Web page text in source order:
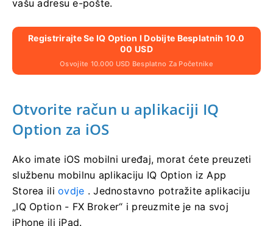
vašu adresu e-pošte.
Registrirajte Se IQ Option I Dobijte Besplatnih 10.0
00 USD
Osvojite 10.000 USD Besplatno Za Početnike
Otvorite račun u aplikaciji IQ
Option za iOS
Ako imate iOS mobilni uređaj, morat ćete preuzeti
službenu mobilnu aplikaciju IQ Option iz App
Storea iliovdje . Jednostavno potražite aplikaciju
„IQ Option - FX Broker“ i preuzmite je na svoj
iPhone ili iPad.